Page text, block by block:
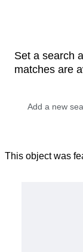
Set a search
matches are
This object was